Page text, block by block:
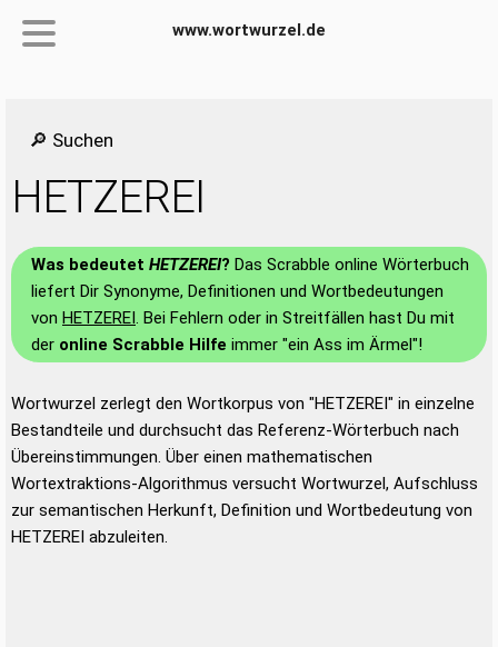
www.wortwurzel.de
🔎 Suchen
HETZEREI
Was bedeutet HETZEREI? Das Scrabble online Wörterbuch
liefert Dir Synonyme, Definitionen und Wortbedeutungen
von HETZEREI. Bei Fehlern oder in Streitfällen hast Du mit
der online Scrabble Hilfe immer "ein Ass im Ärmel"!
Wortwurzel zerlegt den Wortkorpus von "HETZEREI" in einzelne
Bestandteile und durchsucht das Referenz-Wörterbuch nach
Übereinstimmungen. Über einen mathematischen
Wortextraktions-Algorithmus versucht Wortwurzel, Aufschluss
zur semantischen Herkunft, Definition und Wortbedeutung von
HETZEREI abzuleiten.